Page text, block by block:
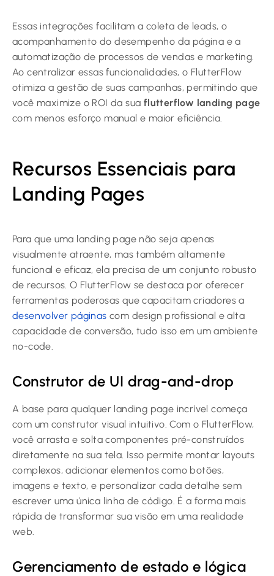
Essas integrações facilitam a coleta de leads, o
acompanhamento do desempenho da página e a
automatização de processos de vendas e marketing.
Ao centralizar essas funcionalidades, o FlutterFlow
otimiza a gestão de suas campanhas, permitindo que
você maximize o ROI da sua flutterflow landing page
com menos esforço manual e maior eficiência.
Recursos Essenciais para
Landing Pages
Para que uma landing page não seja apenas
visualmente atraente, mas também altamente
funcional e eficaz, ela precisa de um conjunto robusto
de recursos. O FlutterFlow se destaca por oferecer
ferramentas poderosas que capacitam criadores a
desenvolver páginas com design profissional e alta
capacidade de conversão, tudo isso em um ambiente
no-code.
Construtor de UI drag-and-drop
A base para qualquer landing page incrível começa
com um construtor visual intuitivo. Com o FlutterFlow,
você arrasta e solta componentes pré-construídos
diretamente na sua tela. Isso permite montar layouts
complexos, adicionar elementos como botões,
imagens e texto, e personalizar cada detalhe sem
escrever uma única linha de código. É a forma mais
rápida de transformar sua visão em uma realidade
web.
Gerenciamento de estado e lógica